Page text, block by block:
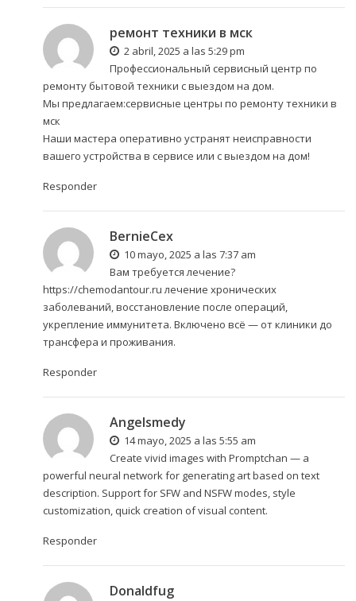
ремонт техники в мск
2 abril, 2025 a las 5:29 pm
Профессиональный сервисный центр по
ремонту бытовой техники с выездом на дом.
Мы предлагаем:сервисные центры по ремонту техники в
мск
Наши мастера оперативно устранят неисправности
вашего устройства в сервисе или с выездом на дом!
Responder
BernieCex
10 mayo, 2025 a las 7:37 am
Вам требуется лечение?
https://chemodantour.ruлечение хронических
заболеваний, восстановление после операций,
укрепление иммунитета. Включено всё — от клиники до
трансфера и проживания.
Responder
Angelsmedy
14 mayo, 2025 a las 5:55 am
Create vivid images with Promptchan — a
powerful neural network for generating art based on text
description. Support for SFW and NSFW modes, style
customization, quick creation of visual content.
Responder
Donaldfug